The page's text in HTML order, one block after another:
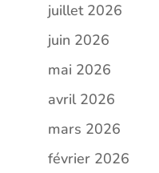
juillet 2026
juin 2026
mai 2026
avril 2026
mars 2026
février 2026